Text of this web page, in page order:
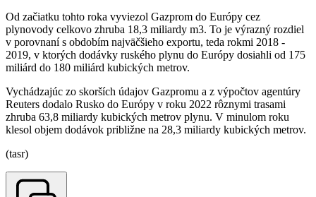
Od začiatku tohto roka vyviezol Gazprom do Európy cez
plynovody celkovo zhruba 18,3 miliardy m3. To je výrazný rozdiel
v porovnaní s obdobím najväčšieho exportu, teda rokmi 2018 -
2019, v ktorých dodávky ruského plynu do Európy dosiahli od 175
miliárd do 180 miliárd kubických metrov.
Vychádzajúc zo skorších údajov Gazpromu a z výpočtov agentúry
Reuters dodalo Rusko do Európy v roku 2022 rôznymi trasami
zhruba 63,8 miliardy kubických metrov plynu. V minulom roku
klesol objem dodávok približne na 28,3 miliardy kubických metrov.
(tasr)